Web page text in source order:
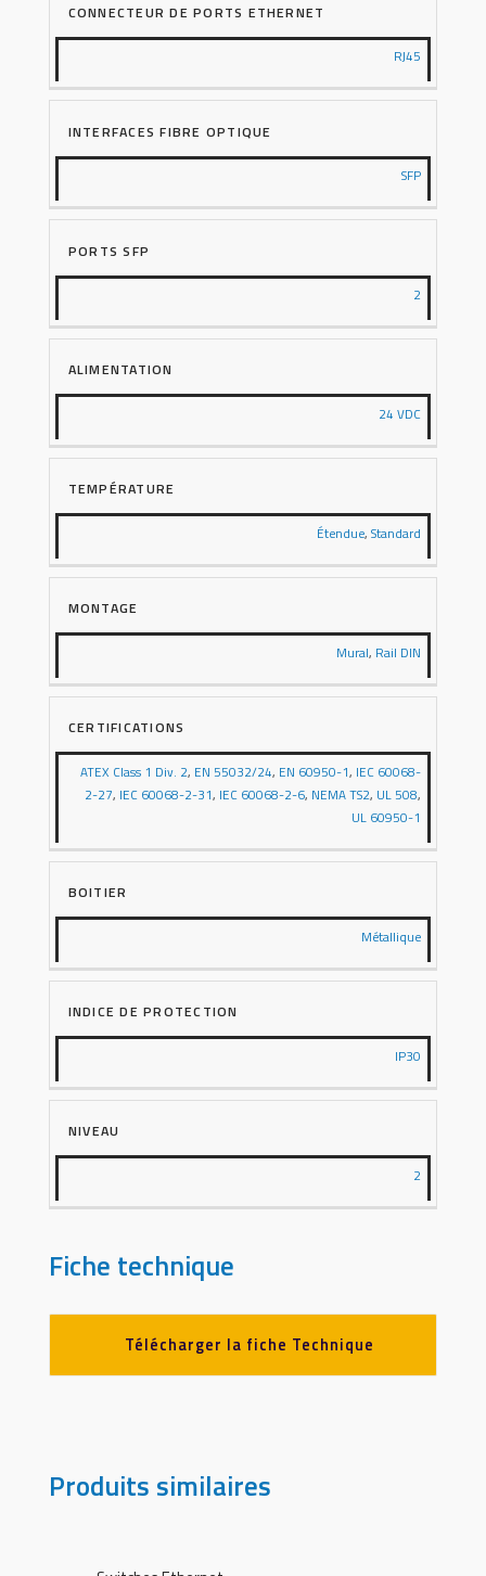
CONNECTEUR DE PORTS ETHERNET
RJ45
INTERFACES FIBRE OPTIQUE
SFP
PORTS SFP
2
ALIMENTATION
24 VDC
TEMPÉRATURE
Étendue,Standard
MONTAGE
Mural, Rail DIN
CERTIFICATIONS
ATEX Class 1 Div. 2, EN 55032/24, EN 60950-1, IEC 60068-
2-27, IEC 60068-2-31, IEC 60068-2-6, NEMA TS2, UL 508,
UL 60950-1
BOITIER
Métallique
INDICE DE PROTECTION
IP30
NIVEAU
2
Fiche technique
Télécharger la fiche Technique
Produits similaires